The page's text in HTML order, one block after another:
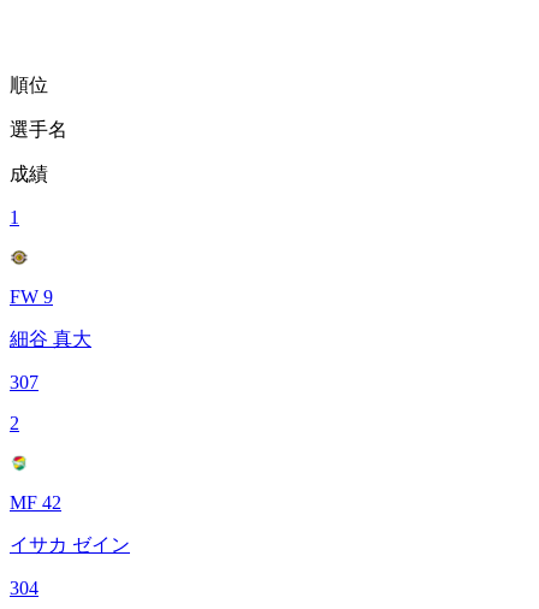
順位
選手名
成績
1
FW 9
細谷 真大
307
2
MF 42
イサカ ゼイン
304